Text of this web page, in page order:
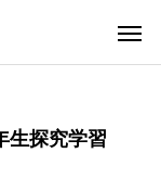
探究学習